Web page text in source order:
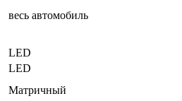
весь автомобиль
LED
LED
Матричный